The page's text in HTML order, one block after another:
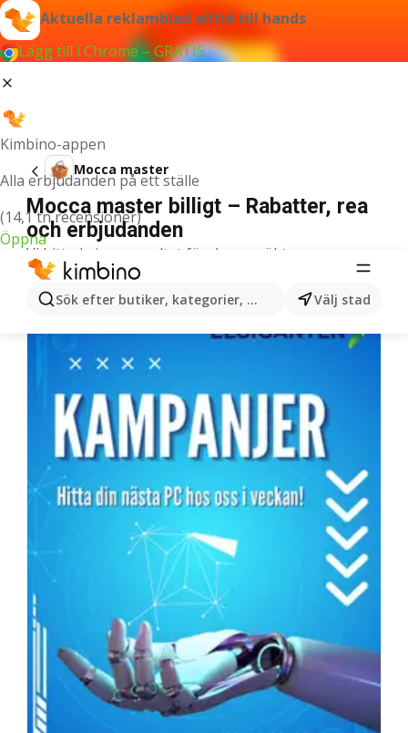
Aktuella reklamblad alltid till hands
Lägg till i Chrome – GRATIS
Kimbino-appen
Alla erbjudanden på ett ställe
(14,1 tn recensioner)
Öppna
Sök efter butiker, kategorier, produkter...Välj stad
Mocca master
Mocca master billigt – Rabatter, rea
och erbjudanden
Vi hittade inga resultat för denna sökterm.
Fler reklamblad i kategorin